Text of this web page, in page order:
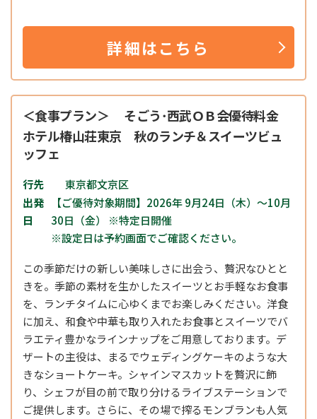
詳細はこちら
＜食事プラン＞ そごう･西武ＯＢ会優待料金
ホテル椿山荘東京 秋のランチ＆スイーツビュ
ッフェ
行先
東京都文京区
出発
日
【ご優待対象期間】2026年 9月24日（木）～10月
30日（金） ※特定日開催
※設定日は予約画面でご確認ください。
この季節だけの新しい美味しさに出会う、贅沢なひとと
きを。季節の素材を生かしたスイーツとお手軽なお食事
を、ランチタイムに心ゆくまでお楽しみください。洋食
に加え、和食や中華も取り入れたお食事とスイーツでバ
ラエティ豊かなラインナップをご用意しております。デ
ザートの主役は、まるでウェディングケーキのような大
きなショートケーキ。シャインマスカットを贅沢に飾
り、シェフが目の前で取り分けるライブステーションで
ご提供します。さらに、その場で搾るモンブランも人気